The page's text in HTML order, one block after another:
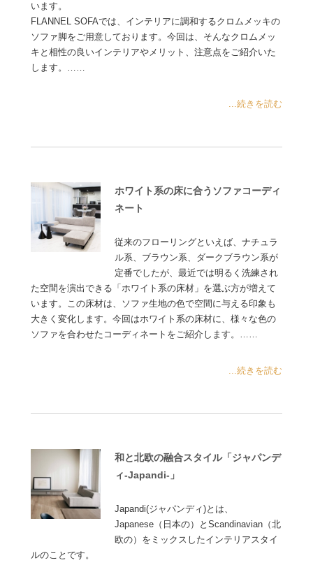
います。
FLANNEL SOFAでは、インテリアに調和するクロムメッキの
ソファ脚をご用意しております。今回は、そんなクロムメッ
キと相性の良いインテリアやメリット、注意点をご紹介いた
します。……
...続きを読む
ホワイト系の床に合うソファコーディ
ネート
従来のフローリングといえば、ナチュラ
ル系、ブラウン系、ダークブラウン系が
定番でしたが、最近では明るく洗練され
た空間を演出できる「ホワイト系の床材」を選ぶ方が増えて
います。この床材は、ソファ生地の色で空間に与える印象も
大きく変化します。今回はホワイト系の床材に、様々な色の
ソファを合わせたコーディネートをご紹介します。……
...続きを読む
和と北欧の融合スタイル「ジャパンデ
ィ-Japandi-」
Japandi(ジャパンディ)とは、
Japanese（日本の）とScandinavian（北
欧の）をミックスしたインテリアスタイ
ルのことです。